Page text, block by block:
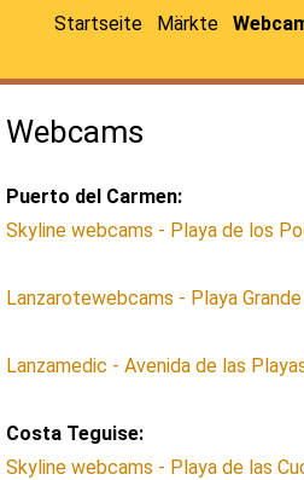
Startseite Märkte
Webcams
Puerto del Carmen:
Skyline webcams - Playa de los
Lanzarotewebcams - Playa Grande
Lanzamedic - Avenida de las
Costa Teguise:
Skyline webcams - Playa de las